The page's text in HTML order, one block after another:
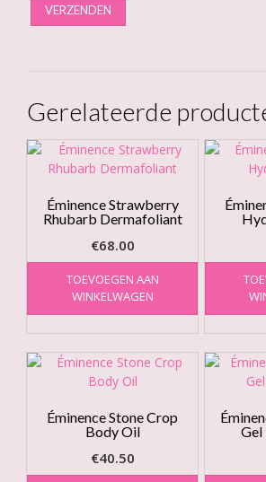
Gerelateerde
Éminence Strawberry
Rhubarb Dermafoliant
€68.00
TOEVOEGEN AAN
WINKELWAGEN
Éminence Stone Crop
Body Oil
€40.50